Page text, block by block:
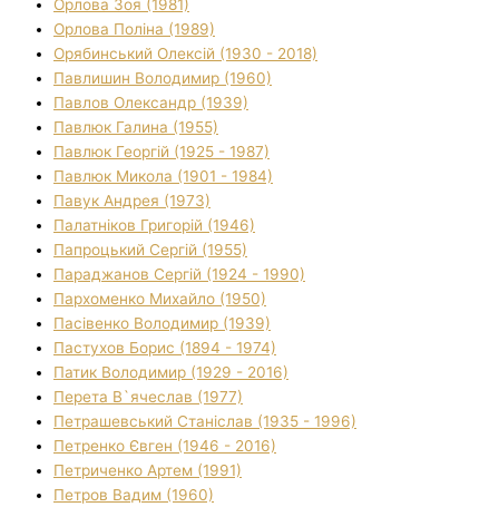
Орлова Зоя (1981)
Орлова Поліна (1989)
Орябинський Олексій (1930 - 2018)
Павлишин Володимир (1960)
Павлов Олександр (1939)
Павлюк Галина (1955)
Павлюк Георгій (1925 - 1987)
Павлюк Микола (1901 - 1984)
Павук Андрея (1973)
Палатніков Григорій (1946)
Папроцький Сергій (1955)
Параджанов Сергій (1924 - 1990)
Пархоменко Михайло (1950)
Пасівенко Володимир (1939)
Пастухов Борис (1894 - 1974)
Патик Володимир (1929 - 2016)
Перета В`ячеслав (1977)
Петрашевський Станіслав (1935 - 1996)
Петренко Євген (1946 - 2016)
Петриченко Артем (1991)
Петров Вадим (1960)